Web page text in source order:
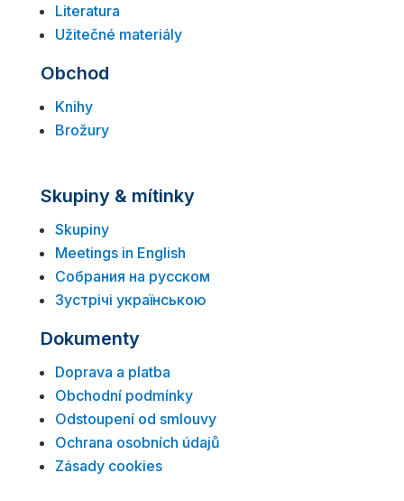
Literatura
Užitečné materiály
Obchod
Knihy
Brožury
Skupiny & mítinky
Skupiny
Meetings in English
Собрания на русском
Зустрічі українською
Dokumenty
Doprava a platba
Obchodní podmínky
Odstoupení od smlouvy
Ochrana osobních údajů
Zásady cookies